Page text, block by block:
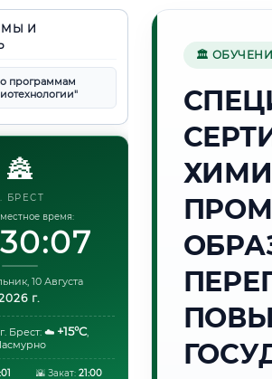
И
программам
🏯
БРЕСТ
время:
10 Августа
г.
Брест: ☁️ +15°C,
🌇 Закат: 21:00
🏛